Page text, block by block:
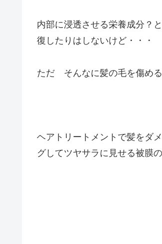
内部に浸透させる栄養成分？
復したりはしないけど・・・
ただ そんなに髪の毛を傷める
ヘアトリートメントで髪をダ
グしてツヤサラに見せる被膜